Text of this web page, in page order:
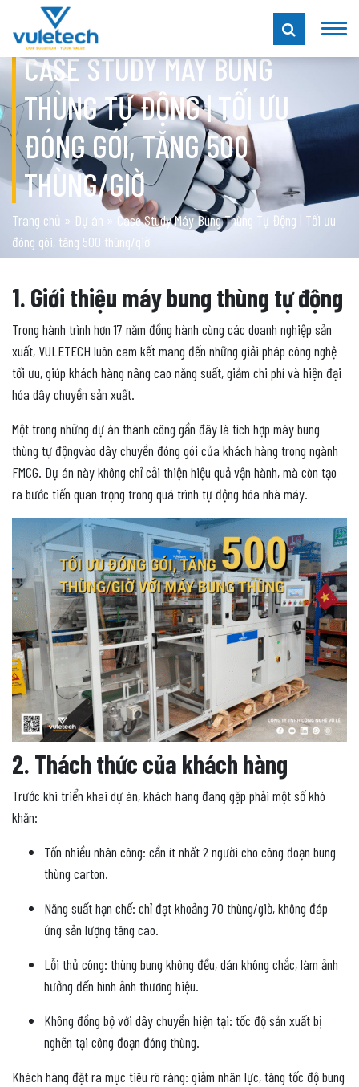
CASE STUDY MÁY BUNG
THÙNG TỰ ĐỘNG | TỐI ƯU
ĐÓNG GÓI, TĂNG 500
THÙNG/GIỜ
Trang chủ » Dự án » Case Study Máy Bung Thùng Tự Động | Tối ưu
đóng gói, tăng 500 thùng/giờ
1. Giới thiệu máy bung thùng tự động
Trong hành trình hơn 17 năm đồng hành cùng các doanh nghiệp sản
xuất, VULETECH luôn cam kết mang đến những giải pháp công nghệ
tối ưu, giúp khách hàng nâng cao năng suất, giảm chi phí và hiện đại
hóa dây chuyền sản xuất.
Một trong những dự án thành công gần đây là tích hợp máy bung
thùng tự độngvào dây chuyền đóng gói của khách hàng trong ngành
FMCG. Dự án này không chỉ cải thiện hiệu quả vận hành, mà còn tạo
ra bước tiến quan trọng trong quá trình tự động hóa nhà máy.
2. Thách thức của khách hàng
Trước khi triển khai dự án, khách hàng đang gặp phải một số khó
khăn:
Tốn nhiều nhân công: cần ít nhất 2 người cho công đoạn bung
thùng carton.
Năng suất hạn chế: chỉ đạt khoảng 70 thùng/giờ, không đáp
ứng sản lượng tăng cao.
Lỗi thủ công: thùng bung không đều, dán không chắc, làm ảnh
hưởng đến hình ảnh thương hiệu.
Không đồng bộ với dây chuyền hiện tại: tốc độ sản xuất bị
nghẽn tại công đoạn đóng thùng.
Khách hàng đặt ra mục tiêu rõ ràng: giảm nhân lực, tăng tốc độ bung